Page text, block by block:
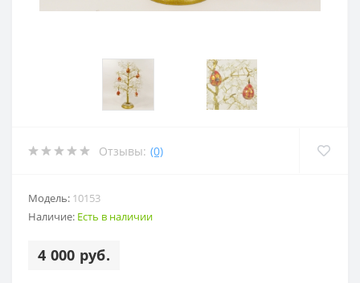
Отзывы: (0)
Модель: 10153
Наличие: Есть в наличии
4 000 руб.